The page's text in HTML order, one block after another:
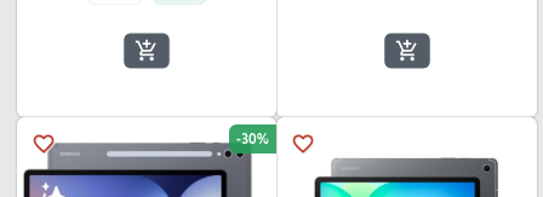
add_shopping_cart
add_shopping_cart
favorite_border
favorite_border -30%